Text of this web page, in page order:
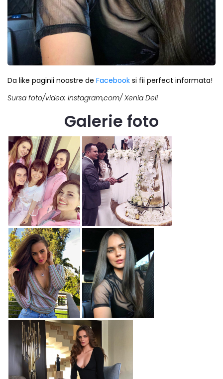
Da like paginii noastre de Facebook si fii perfect informata!
Sursa foto/video: Instagram,com/ Xenia Deli
Galerie foto